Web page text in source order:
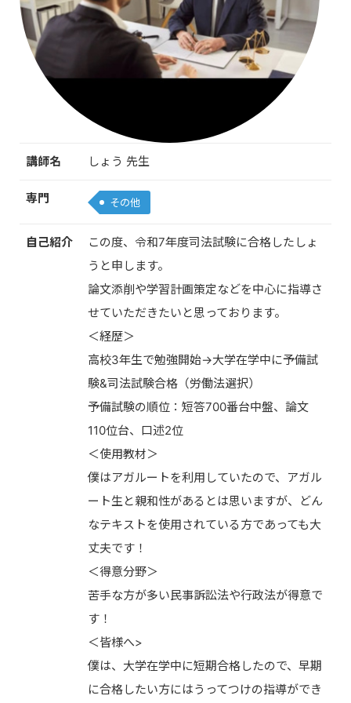
講師名 しょう 先生
専門 その他
自己紹介
この度、令和7年度司法試験に合格したしょ
うと申します。
論文添削や学習計画策定などを中心に指導さ
せていただきたいと思っております。
＜経歴＞
高校3年生で勉強開始→大学在学中に予備試
験&司法試験合格（労働法選択）
予備試験の順位：短答700番台中盤、論文
110位台、口述2位
＜使用教材＞
僕はアガルートを利用していたので、アガル
ート生と親和性があるとは思いますが、どん
なテキストを使用されている方であっても大
丈夫です！
＜得意分野＞
苦手な方が多い民事訴訟法や行政法が得意で
す！
＜皆様へ>
僕は、大学在学中に短期合格したので、早期
に合格したい方にはうってつけの指導ができ